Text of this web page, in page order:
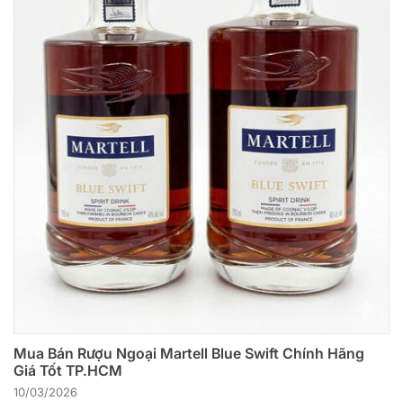
Mua Bán Rượu Ngoại Martell Blue Swift Chính Hãng
Giá Tốt TP.HCM
10/03/2026